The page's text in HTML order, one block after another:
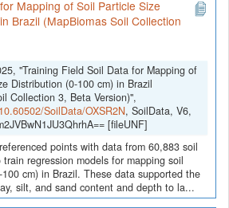
Mapping of Soil Particle Size
Brazil (MapBiomas Soil Collection
"Training Field Soil Data for Mapping of
Distribution (0-100 cm) in Brazil
Collection 3, Beta Version)",
SoilData/OXSR2N, SoilData, V6,
[fileUNF]
points with data from 60,883 soil
regression models for mapping soil
cm) in Brazil. These data supported the
silt, and sand content and depth to la...